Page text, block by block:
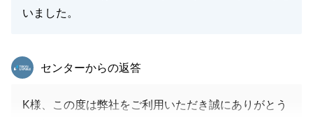
いました。
東急リバブル
センターからの返答
K様、この度は弊社をご利用いただき誠にありがとう